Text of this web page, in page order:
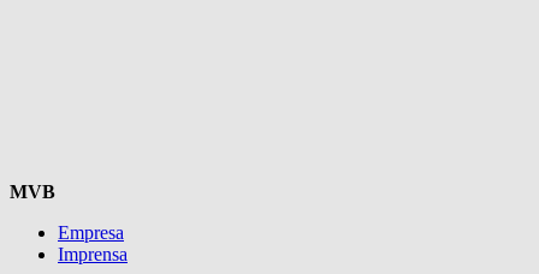
MVB
Empresa
Imprensa